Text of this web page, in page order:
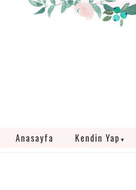
Anasayfa Kendin Yap ▼